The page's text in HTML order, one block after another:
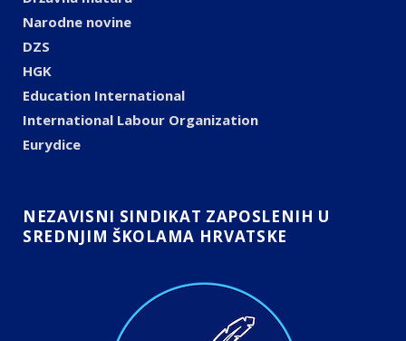
Narodne novine
DZS
HGK
Education International
International Labour Organization
Eurydice
NEZAVISNI SINDIKAT ZAPOSLENIH U
SREDNJIM ŠKOLAMA HRVATSKE